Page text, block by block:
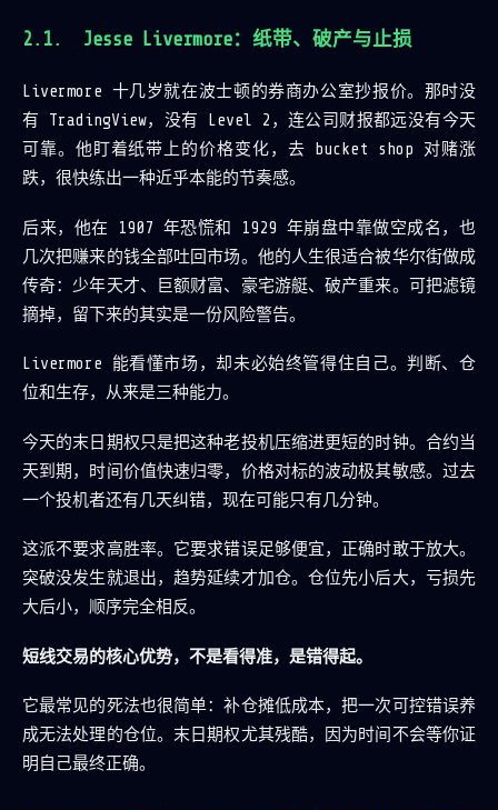
Jesse Livermore：纸带、破产与止损
Livermore 十几岁就在波士顿的券商办公室抄报价。那时没
有 TradingView，没有 Level 2，连公司财报都远没有今天
可靠。他盯着纸带上的价格变化，去 bucket shop 对赌涨
跌，很快练出一种近乎本能的节奏感。
后来，他在 1907 年恐慌和 1929 年崩盘中靠做空成名，也
几次把赚来的钱全部吐回市场。他的人生很适合被华尔街做成
传奇：少年天才、巨额财富、豪宅游艇、破产重来。可把滤镜
摘掉，留下来的其实是一份风险警告。
Livermore 能看懂市场，却未必始终管得住自己。判断、仓
位和生存，从来是三种能力。
今天的末日期权只是把这种老投机压缩进更短的时钟。合约当
天到期，时间价值快速归零，价格对标的波动极其敏感。过去
一个投机者还有几天纠错，现在可能只有几分钟。
这派不要求高胜率。它要求错误足够便宜，正确时敢于放大。
突破没发生就退出，趋势延续才加仓。仓位先小后大，亏损先
大后小，顺序完全相反。
短线交易的核心优势，不是看得准，是错得起。
它最常见的死法也很简单：补仓摊低成本，把一次可控错误养
成无法处理的仓位。末日期权尤其残酷，因为时间不会等你证
明自己最终正确。